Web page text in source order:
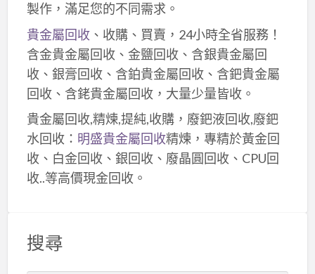
製作，滿足您的不同需求。
貴金屬回收、收購、買賣，24小時全省服務！
含金貴金屬回收、金鹽回收、含銀貴金屬回
收、銀膏回收、含鉑貴金屬回收、含鈀貴金屬
回收、含銠貴金屬回收，大量少量皆收。
貴金屬回收,精煉,提純,收購，廢鈀液回收,廢鈀
水回收： 明盛貴金屬回收精煉，專精於黃金回
收、白金回收、銀回收、廢晶圓回收、CPU回
收..等高價現金回收。
搜尋